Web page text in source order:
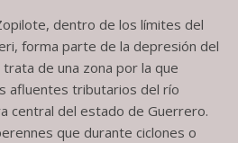
dentro de los límites del
forma parte de la depresión del
de una zona por la que
afluentes tributarios del río
central del estado de Guerrero.
que durante ciclones o